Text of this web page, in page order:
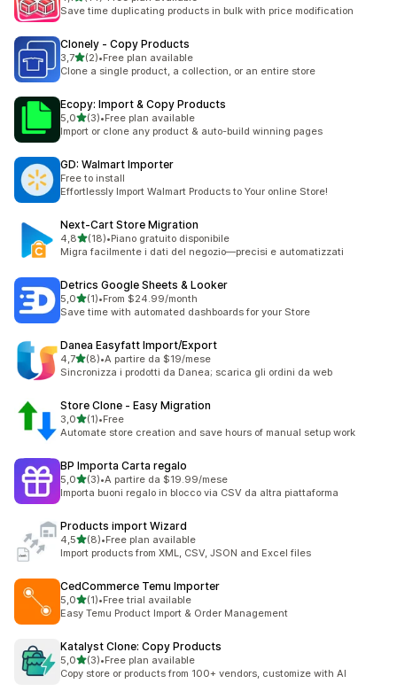
14 recensioni totali
Save time duplicating products in bulk with price modification
Clonely ‑ Copy Products
3,7stelle su 5
(2)
2 recensioni totali
•Free plan available
Clone a single product, a collection, or an entire store
Ecopy: Import & Copy Products
5,0stelle su 5
(3)
3 recensioni totali
•Free plan available
Import or clone any product & auto-build winning pages
GD: Walmart Importer
Free to install
Effortlessly Import Walmart Products to Your online Store!
Next‑Cart Store Migration
4,8stelle su 5
(18)
18 recensioni totali
•Piano gratuito disponibile
Migra facilmente i dati del negozio—precisi e automatizzati
Detrics Google Sheets & Looker
5,0stelle su 5
(1)
1 recensioni totali
•From $24.99/month
Save time with automated dashboards for your Store
Danea Easyfatt Import/Export
4,7stelle su 5
(8)
8 recensioni totali
•A partire da $19/mese
Sincronizza i prodotti da Danea; scarica gli ordini da web
Store Clone ‑ Easy Migration
3,0stelle su 5
(1)
1 recensioni totali
•Free
Automate store creation and save hours of manual setup work
BP Importa Carta regalo
5,0stelle su 5
(3)
3 recensioni totali
•A partire da $19.99/mese
Importa buoni regalo in blocco via CSV da altra piattaforma
Products import Wizard
4,5stelle su 5
(8)
8 recensioni totali
•Free plan available
Import products from XML, CSV, JSON and Excel files
CedCommerce Temu Importer
5,0stelle su 5
(1)
1 recensioni totali
•Free trial available
Easy Temu Product Import & Order Management
Katalyst Clone: Copy Products
5,0stelle su 5
(3)
3 recensioni totali
•Free plan available
Copy store or products from 100+ vendors, customize with AI